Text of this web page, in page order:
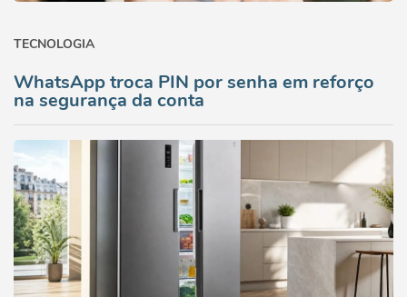
TECNOLOGIA
WhatsApp troca PIN por senha em reforço
na segurança da conta